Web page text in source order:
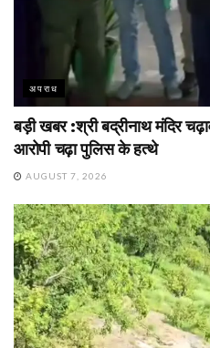
अपराध
बड़ी खबर :श्री बद्रीनाथ मंदिर
आरोपी चढ़ा पुलिस के हत्थे
AUGUST 7, 2026